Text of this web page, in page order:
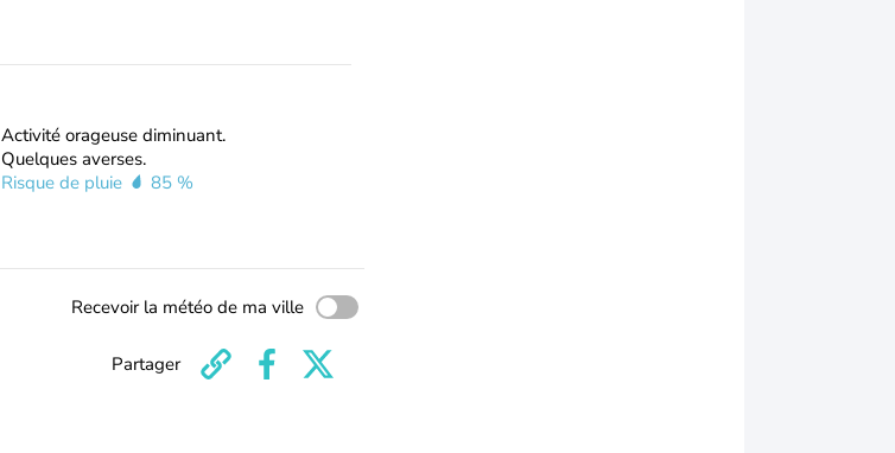
Activité orageuse diminuant.
Quelques averses.
Risque de pluie
85 %
Recevoir la météo de ma ville
Partager